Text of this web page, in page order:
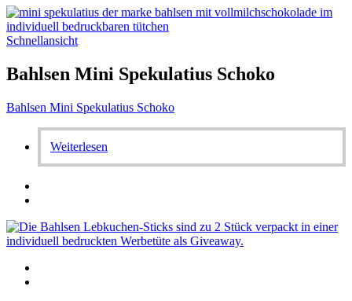
Schnellansicht
Bahlsen Mini Spekulatius Schoko
Bahlsen Mini Spekulatius Schoko
Weiterlesen